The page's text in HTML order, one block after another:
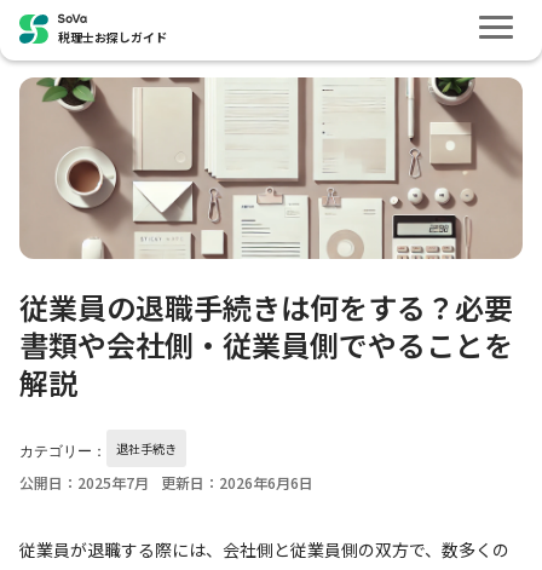
税理士お探しガイド
従業員の退職手続きは何をする？必要
書類や会社側・従業員側でやることを
解説
カテゴリー： 退社手続き
公開日：2025年7月 更新日：2026年6月6日
従業員が退職する際には、会社側と従業員側の双方で、数多くの